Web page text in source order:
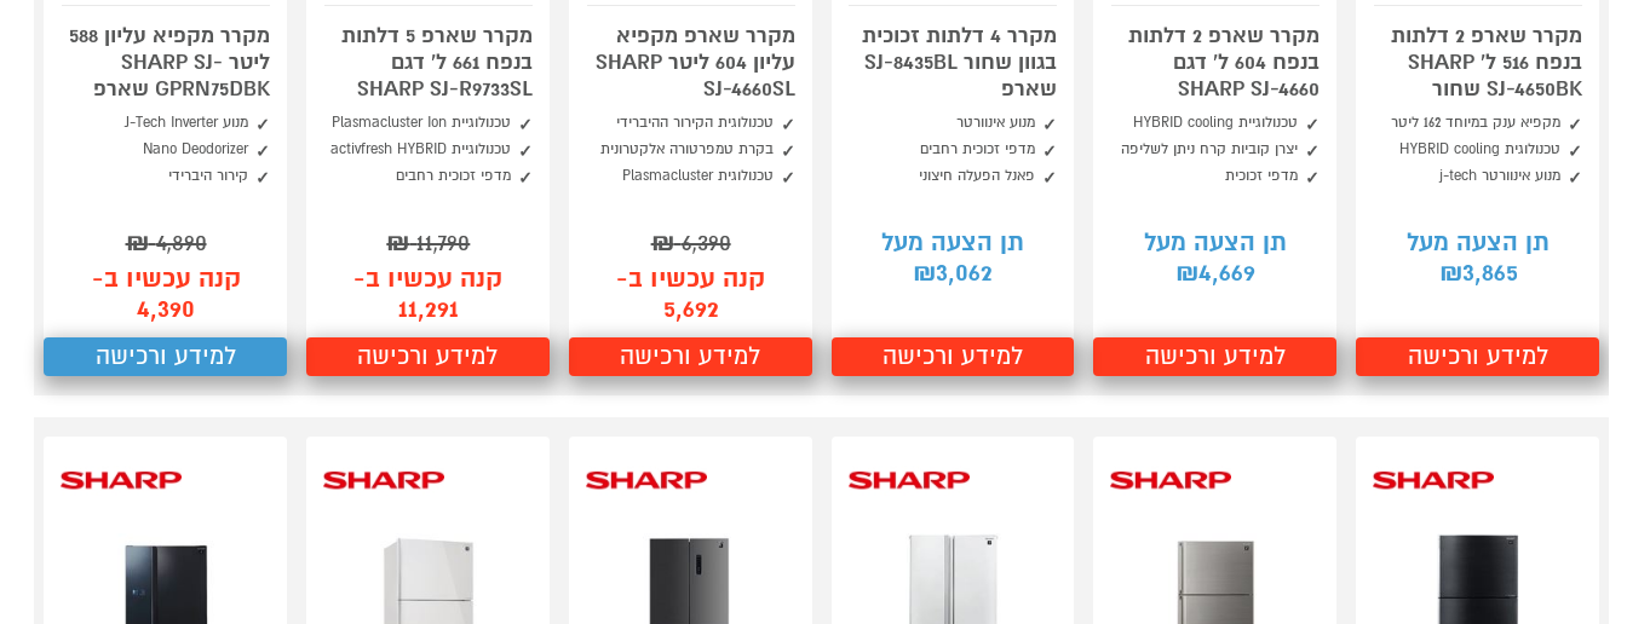
מקרר שארפ 2 דלתות
בנפח 516 ל' SHARP
SJ-4650BK שחור
מקפיא ענק במיוחד 162 ליטר
טכנולוגית HYBRID cooling
מנוע אינוורטר j-tech
תן הצעה מעל
₪3,865
למידע ורכישה
מקרר שארפ 2 דלתות
בנפח 604 ל' דגם
SHARP SJ-4660
טכנולוגיית HYBRID cooling
יצרן קוביות קרח ניתן לשליפה
מדפי זכוכית
תן הצעה מעל
₪4,669
למידע ורכישה
מקרר 4 דלתות זכוכית
בגוון שחור SJ-8435BL
שארפ
מנוע אינוורטר
מדפי זכוכית רחבים
פאנל הפעלה חיצוני
תן הצעה מעל
₪3,062
למידע ורכישה
מקרר שארפ מקפיא
עליון 604 ליטר SHARP
SJ-4660SL
טכנולוגית הקירור ההיברידי
בקרת טמפרטורה אלקטרונית
טכנולוגית Plasmacluster
6,390
₪
קנה עכשיו ב-
5,692
למידע ורכישה
מקרר שארפ 5 דלתות
בנפח 661 ל' דגם
SHARP SJ-R9733SL
טכנולוגיית Plasmacluster Ion
טכנולוגיית activfresh HYBRID
מדפי זכוכית רחבים
11,790
₪
קנה עכשיו ב-
11,291
למידע ורכישה
מקרר מקפיא עליון 588
ליטר SHARP SJ-
GPRN75DBK שארפ
מנוע J-Tech Inverter
Nano Deodorizer
קירור היברידי
4,890
₪
קנה עכשיו ב-
4,390
למידע ורכישה